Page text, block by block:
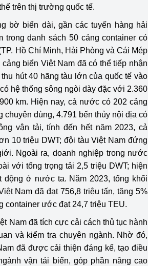
trên thị trường quốc tế.
bờ biển dài, gần các tuyến hàng hải
trong danh sách 50 cảng container có
Hồ Chí Minh, Hải Phòng và Cái Mép
biển Việt Nam đã có thể tiếp nhận
hút 40 hãng tàu lớn của quốc tế vào
hệ thống sông ngòi dày đặc với 2.360
km. Hiện nay, cả nước có 202 cảng
chuyên dùng, 4.791 bến thủy nội địa có
vận tải, tính đến hết năm 2023, cả
10 triệu DWT; đội tàu Việt Nam đứng
Ngoài ra, doanh nghiệp trong nước
với tổng trọng tải 2,5 triệu DWT; hiện
ở nước ta. Năm 2023, tổng khối
Nam đã đạt 756,8 triệu tấn, tăng 5%
container ước đạt 24,7 triệu TEU.
Nam đã tích cực cải cách thủ tục hành
và kiểm tra chuyên ngành. Nhờ đó,
đã được cải thiện đáng kể, tạo điều
vận tải biển, góp phần nâng cao